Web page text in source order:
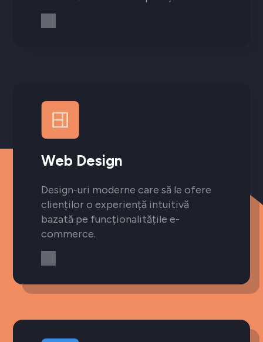
Web Design
Design-uri moderne care să le ofere
clienților o experiență intuitivă
bazată pe funcționalitățile e-
commerce.